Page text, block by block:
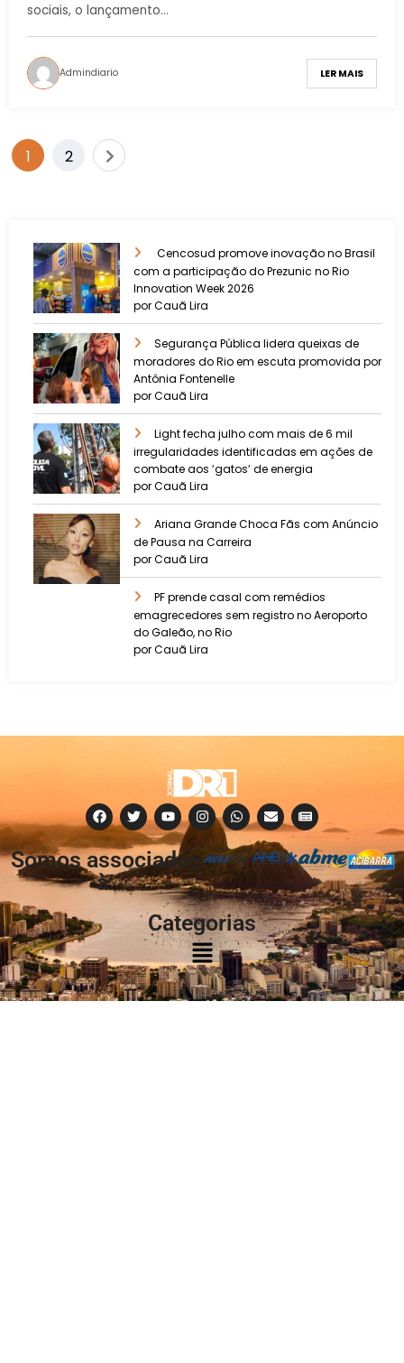
sociais, o lançamento…
Admindiario LER MAIS
1 2
Cencosud promove inovação no Brasil
com a participação do Prezunic no Rio
Innovation Week 2026
por Cauã Lira
​Segurança Pública lidera queixas de
moradores do Rio em escuta promovida por
Antônia Fontenelle
por Cauã Lira
Light fecha julho com mais de 6 mil
irregularidades identificadas em ações de
combate aos ‘gatos’ de energia
por Cauã Lira
Ariana Grande Choca Fãs com Anúncio
de Pausa na Carreira
por Cauã Lira
PF prende casal com remédios
emagrecedores sem registro no Aeroporto
do Galeão, no Rio
por Cauã Lira
Somos associados
à:
Categorias